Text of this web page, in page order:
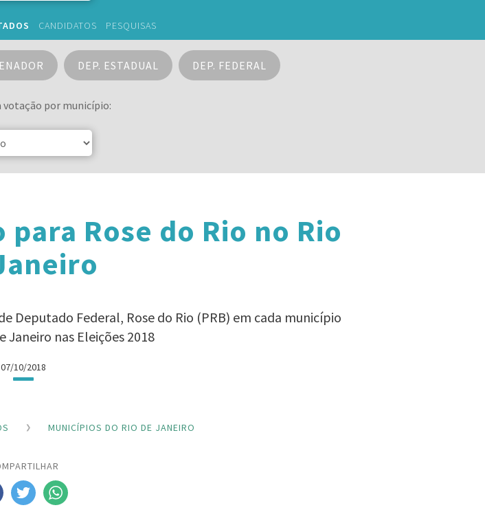
CANDIDATOS PESQUISAS
DEP. ESTADUAL DEP. FEDERAL
votação por município:
Rose do Rio no Rio
Deputado Federal, Rose do Rio (PRB) em cada município
Janeiro nas Eleições 2018
07/10/2018
MUNICÍPIOS DO RIO DE JANEIRO